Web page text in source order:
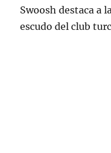
Swoosh destaca a
escudo del club